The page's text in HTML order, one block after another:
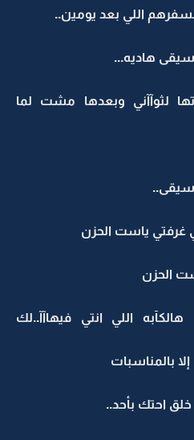
اللي بعد يومين..
هاديه...
لثوآآني وبعدها مشت لما
غرفتي ياست الحزن
الحزن
اللي انتي فيهاآآ..لك
بالمناسبات
احتك بأحد..